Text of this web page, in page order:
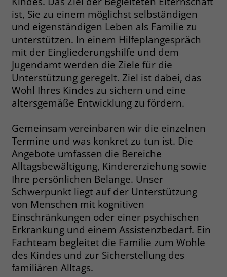
ist, Sie zu einem möglichst selbständigen
und eigenständigen Leben als Familie zu
unterstützen. In einem Hilfeplangespräch
mit der Eingliederungshilfe und dem
Jugendamt werden die Ziele für die
Unterstützung geregelt. Ziel ist dabei, das
Wohl Ihres Kindes zu sichern und eine
altersgemäße Entwicklung zu fördern.
Gemeinsam vereinbaren wir die einzelnen
Termine und was konkret zu tun ist. Die
Angebote umfassen die Bereiche
Alltagsbewältigung, Kindererziehung sowie
Ihre persönlichen Belange. Unser
Schwerpunkt liegt auf der Unterstützung
von Menschen mit kognitiven
Einschränkungen oder einer psychischen
Erkrankung und einem Assistenzbedarf. Ein
Fachteam begleitet die Familie zum Wohle
des Kindes und zur Sicherstellung des
familiären Alltags.
welche Werbeanzeige geklickt wurde,
sodass erzielte Erfolge wie z.B.
Bestellungen oder Kontaktanfragen der
Anzeige zugewiesen werden können.
Name _gcl_dc
Anbieter Google Ads
Zweck
Dieses Cookie wird gesetzt, wenn ein
User über einen Klick auf eine Google
Werbeanzeige auf die Website gelangt.
Es enthält Informationen darüber,
welche Werbeanzeige geklickt wurde,
sodass erzielte Erfolge wie z.B.
Bestellungen oder Kontaktanfragen der
Anzeige zugewiesen werden können.
Name _fbp
Anbieter Facebook